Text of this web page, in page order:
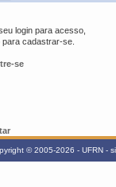
login para acesso,
cadastrar-se.
se
© 2005-2026 - UFRN -